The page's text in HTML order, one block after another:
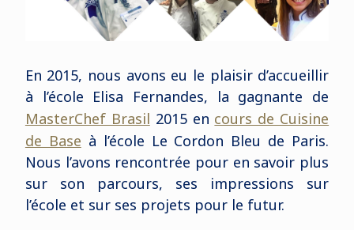
En 2015, nous avons eu le plaisir d’accueillir
à l’école Elisa Fernandes, la gagnante de
MasterChef Brasil 2015 en cours de Cuisine
de Base à l’école Le Cordon Bleu de Paris.
Nous l’avons rencontrée pour en savoir plus
sur son parcours, ses impressions sur
l’école et sur ses projets pour le futur.